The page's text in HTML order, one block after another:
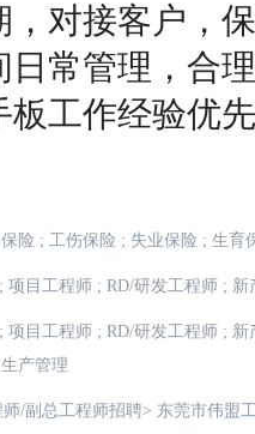
，对接客户，
日常管理，合
板工作经验优
险 ; 工伤保险 ; 失业保险 ; 生育
; 项目工程师 ; RD/研发工程师 ; 新
; 项目工程师 ; RD/研发工程师 ; 新
生产管理
/副总工程师招聘> 东莞市伟盟